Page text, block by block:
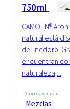
750ml
CAMOLIN®
natural está
del inodoro.
encuentran
naturaleza,...
Composición
Mezclas